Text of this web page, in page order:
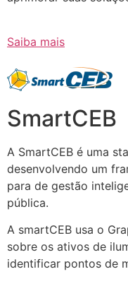
Saiba mais
SmartCEB
A SmartCEB é uma
desenvolvendo um
para de gestão
pública.
A smartCEB usa o
sobre os ativos de
identificar pontos de